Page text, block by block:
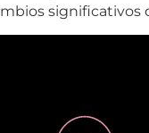
significativos